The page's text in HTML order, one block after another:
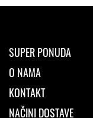
SUPER PONUDA
O NAMA
KONTAKT
NAČINI DOSTAVE